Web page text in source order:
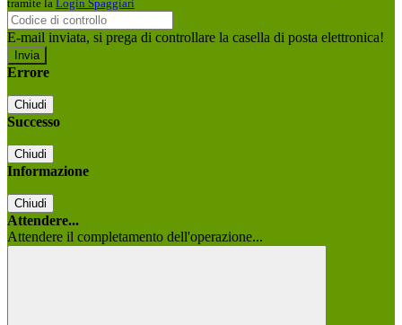
tramite la Login Spaggiari
E-mail inviata, si prega di controllare la casella di posta elettronica!
Errore
Chiudi
Successo
Chiudi
Informazione
Chiudi
Attendere...
Attendere il completamento dell'operazione...